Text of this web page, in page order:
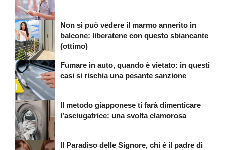
Non si può vedere il marmo annerito in
balcone: liberatene con questo sbiancante
(ottimo)
Fumare in auto, quando è vietato: in questi
casi si rischia una pesante sanzione
Il metodo giapponese ti farà dimenticare
l’asciugatrice: una svolta clamorosa
Il Paradiso delle Signore, chi è il padre di